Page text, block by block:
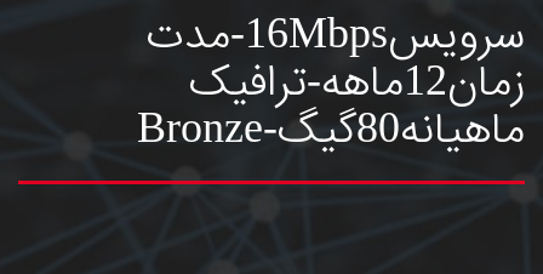
سرویس16Mbps-مدت
زمان12ماهه-ترافیک
ماهیانه80گیگ-Bronze